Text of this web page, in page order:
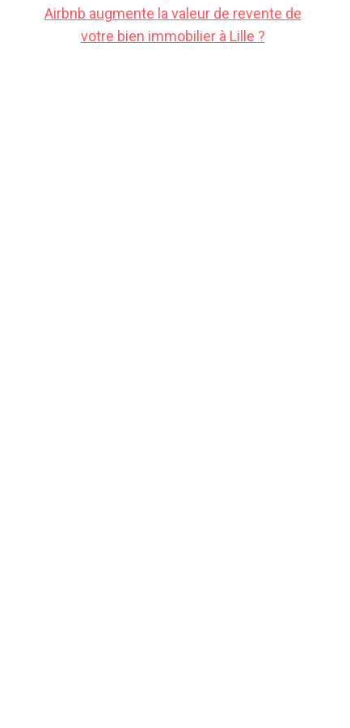
Airbnb augmente la valeur de revente de
votre bien immobilier à Lille ?